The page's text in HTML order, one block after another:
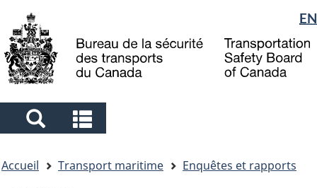
to
main
to
"About
government"
à
la
Sélection
de
la
langue
EN
Search
and
menus
and
menus
êtes
Accueil Transport maritime
Enquêtes et rapports